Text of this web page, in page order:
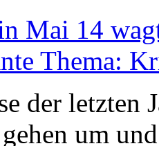
Mai 14
Thema:
der letzten
um